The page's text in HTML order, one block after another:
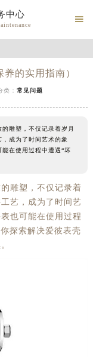
中心 
的实用指南）
类： 常见问题
雕塑，不仅记录着岁月
成为了时间艺术的象
在使用过程中遭遇“坏
雕塑，不仅记录着
艺，成为了时间艺
也可能在使用过程
探索解决爱彼表壳